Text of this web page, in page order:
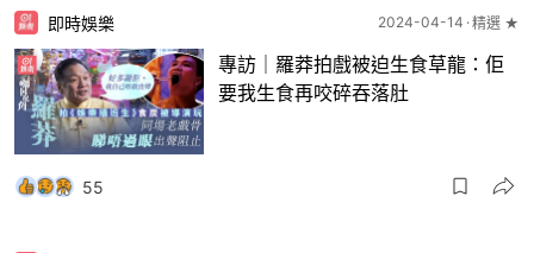
即時娛樂 2024-04-14 精選 ★
專訪｜羅莽拍戲被迫生食草龍：佢
要我生食再咬碎吞落肚
55